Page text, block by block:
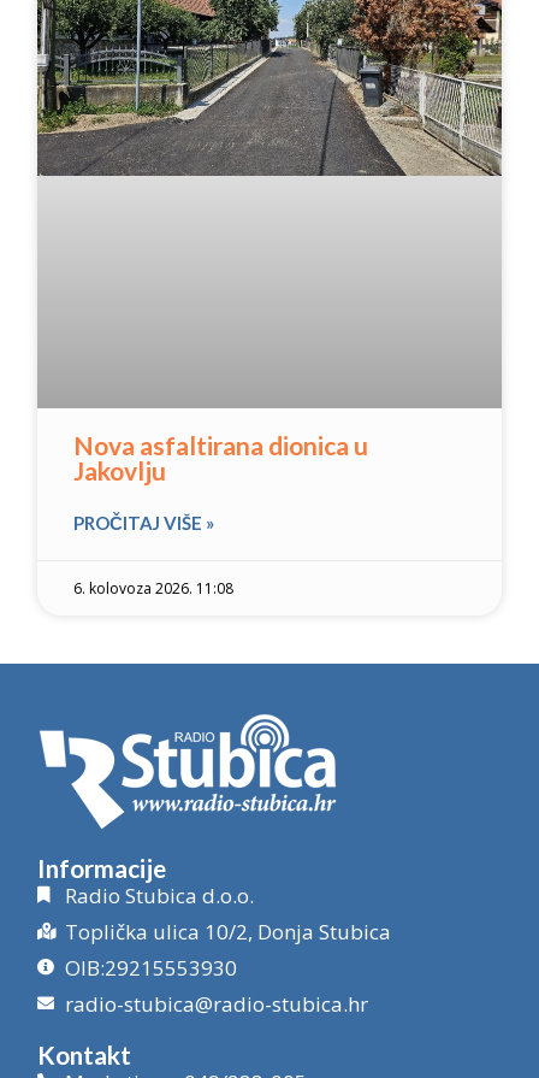
Nova asfaltirana dionica u
Jakovlju
PROČITAJ VIŠE »
6. kolovoza 2026. 11:08
Informacije
Radio Stubica d.o.o.
Toplička ulica 10/2, Donja Stubica
OIB:29215553930
radio-stubica@radio-stubica.hr
Kontakt